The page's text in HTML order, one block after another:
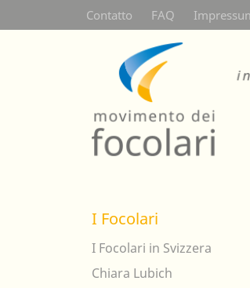
Contatto FAQ
I Focolari
I Focolari in Svizzera
Chiara Lubich